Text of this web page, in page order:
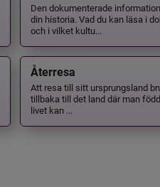
Den dokumenterade
din historia. Vad du kan läsa i
och i vilket kultu...
Återresa
Att resa till sitt ursprungsland
tillbaka till det land där man
livet kan ...